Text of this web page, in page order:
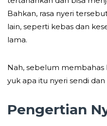
Bahkan, rasa nyeri
lain, seperti kebas dan
lama.
Nah, sebelum
yuk apa itu nyeri sendi
Pengertian